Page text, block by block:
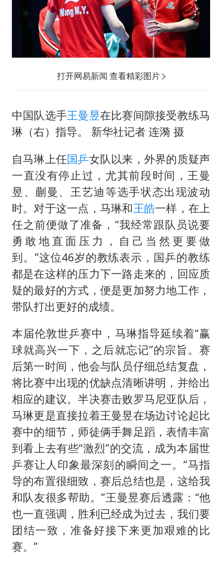
打开网易新闻 查看精彩图片
中国队选手王曼昱在比赛间隙接受教练马
琳（右）指导。 新华社记者 连漪 摄
自马琳上任国乒女队以来，外界的质疑声
一直没有停止过，尤其前段时间，王曼
昱、蒯曼、王艺迪等选手状态出现波动
时。对于这一点，马琳和王皓一样，在上
任之前便做了准备，“我经常跟队员说要
勇敢地直面压力，自己当然更要做
到。”这位46岁的教练表示，国乒的教练
都是在这样的压力下一路走来的，回应质
疑的最好的方式，便是更加努力地工作，
带队打出更好的成绩。
本届伦敦世乒赛中，马琳指导延续着“赢
球就高兴一下，之后就忘记”的宗旨。赛
后第一时间，他会与队员仔细总结复盘，
将比赛中出现的优缺点清晰讲明，并给出
相应的建议。半决赛击败罗马尼亚队后，
马琳更是直接拉着王曼昱在场边讨论起比
赛中的细节，师徒俩手舞足蹈，表情丰富
到看上去有些“激烈”的交流，成为本届世
乒赛让人印象最深刻的瞬间之一。“马指
导的布置很细致，赛后总结也是，这给我
和队友很多帮助。”王曼昱赛后透露：“他
也一直强调，胜利已经成为过去，我们要
团结一致，准备好接下来更加艰难的比
赛。”